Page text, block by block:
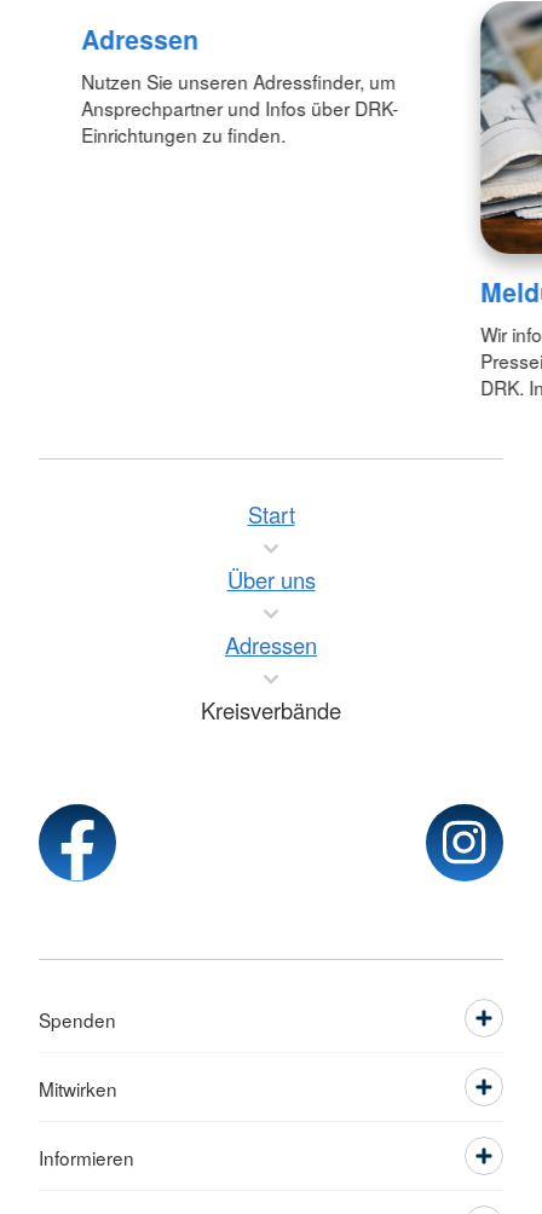
Adressen
Nutzen Sie unseren Adressfinder, um
Ansprechpartner und Infos über DRK-
Einrichtungen zu finden.
Wir
DRK.
Start
Über uns
Adressen
Kreisverbände
Spenden
Mitwirken
Informieren